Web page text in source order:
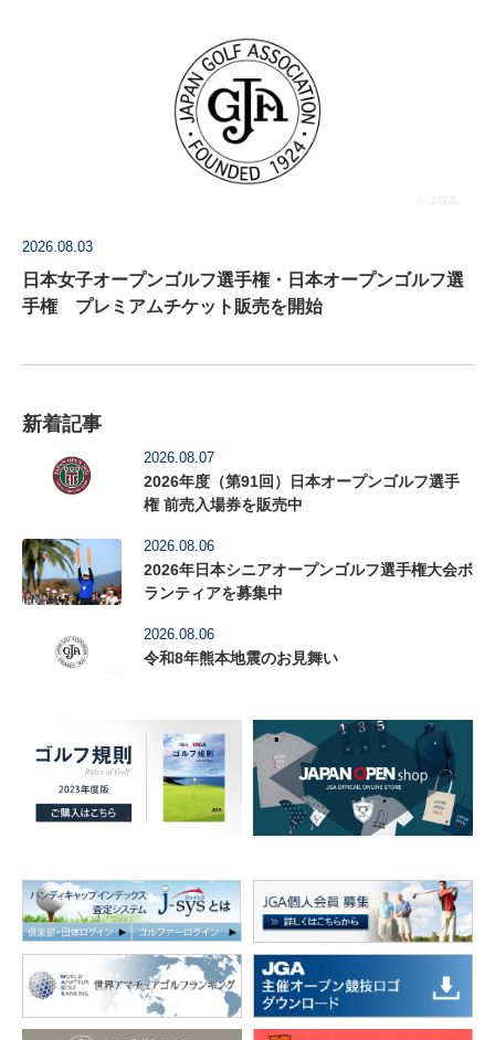
2026.08.03
日本女子オープンゴルフ選手権・日本オープンゴルフ選
手権 プレミアムチケット販売を開始
新着記事
2026.08.07
2026年度（第91回）日本オープンゴルフ選手
権 前売入場券を販売中
2026.08.06
2026年日本シニアオープンゴルフ選手権大会ボ
ランティアを募集中
2026.08.06
令和8年熊本地震のお見舞い